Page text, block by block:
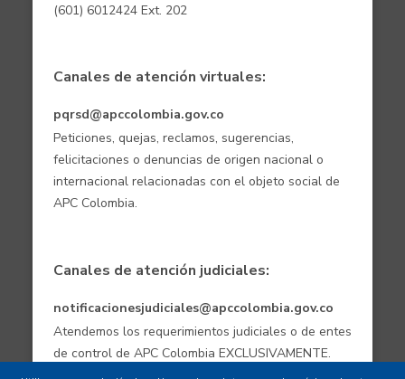
(601) 6012424 Ext. 202
Canales de atención virtuales:
pqrsd@apccolombia.gov.co
Peticiones, quejas, reclamos, sugerencias,
felicitaciones o denuncias de origen nacional o
internacional relacionadas con el objeto social de
APC Colombia.
Canales de atención judiciales:
notificacionesjudiciales@apccolombia.gov.co
Atendemos los requerimientos judiciales o de entes
de control de APC Colombia EXCLUSIVAMENTE.